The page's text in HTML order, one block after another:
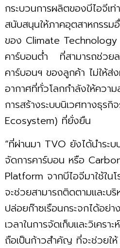
กระบวนการผลิตของบีไอจีเ
สนับสนุนให้ภาคอุตสาหกรร
ของ Climate Technology
คาร์บอนต่ำ ที่สามารถช่วย
คาร์บอนฯ ของลูกค้า ไม่ให้
อากาศที่ทั่วโลกกำลังให้ควา
การสร้างระบบนิเวศทางธุร
Ecosystem) ที่ยั่งยืน
“ที่ผ่านมา TVO ยังได้นำระ
จัดการคาร์บอน หรือ
Platform จากบีไอจีมาใช้ใ
จะช่วยสามารถติดตามและบ
ปล่อยก๊าซเรือนกระจกได้อย่
เวลาในการจัดเก็บและวิเคร
ถือเป็นก้าวสำคัญ ที่จะช่วยใ